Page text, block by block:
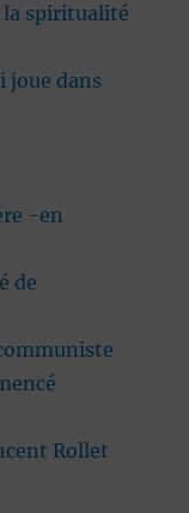
la spiritualité
joue dans
-en
de
Rollet